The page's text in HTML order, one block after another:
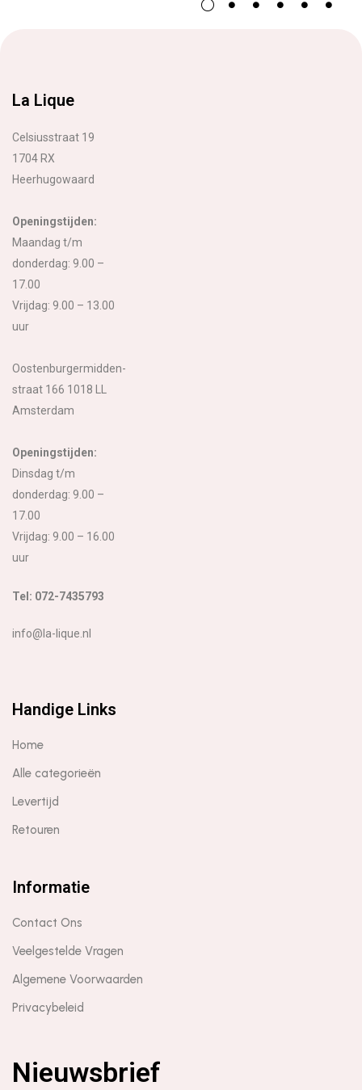
La Lique
Celsiusstraat 19
1704 RX
Heerhugowaard
Openingstijden:
Maandag t/m
donderdag: 9.00 –
17.00
Vrijdag: 9.00 – 13.00
uur
Oostenburgermidden-
straat 166 1018 LL
Amsterdam
Openingstijden:
Dinsdag t/m
donderdag: 9.00 –
17.00
Vrijdag: 9.00 – 16.00
uur
Tel: 072-7435793
info@la-lique.nl
Handige Links
Home
Alle categorieën
Levertijd
Retouren
Informatie
Contact Ons
Veelgestelde Vragen
Algemene Voorwaarden
Privacybeleid
Nieuwsbrief